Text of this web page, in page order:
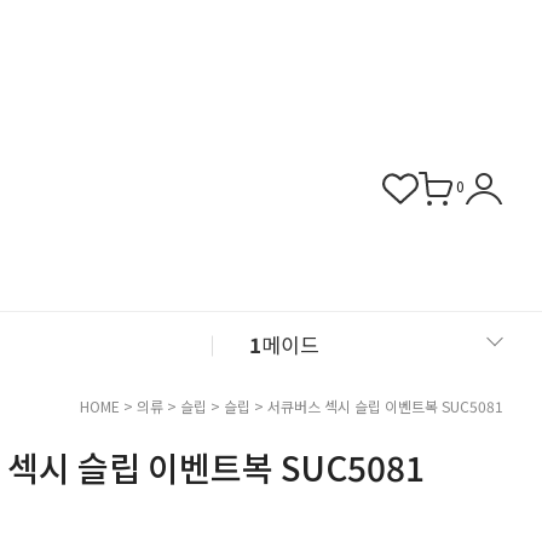
0
1메이드
2섹시 슬립
3버니걸
HOME > 의류 > 슬립 > 슬립 > 서큐버스 섹시 슬립 이벤트복 SUC5081
시 슬립 이벤트복 SUC5081